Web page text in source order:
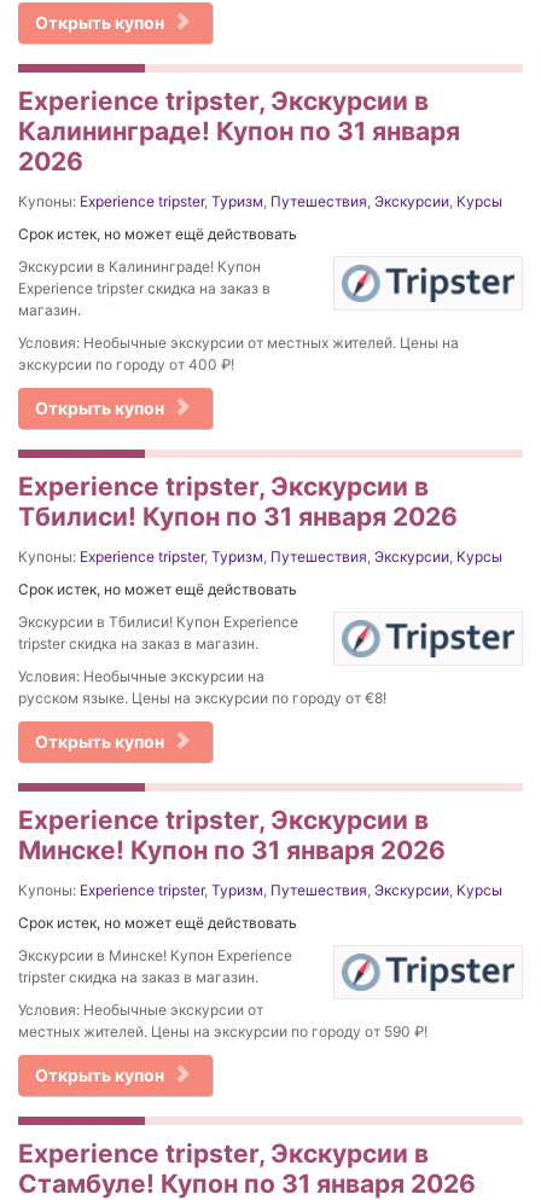
Открыть купон
Experience tripster, Экскурсии в
Калининграде! Купон по 31 января
2026
Купоны: Experience tripster, Туризм, Путешествия, Экскурсии, Курсы
Срок истек, но может ещё действовать
Экскурсии в Калининграде! Купон
Experience tripster скидка на заказ в
магазин.
Условия: Необычные экскурсии от местных жителей. Цены на
экскурсии по городу от 400 ₽!
Открыть купон
Experience tripster, Экскурсии в
Тбилиси! Купон по 31 января 2026
Купоны: Experience tripster, Туризм, Путешествия, Экскурсии, Курсы
Срок истек, но может ещё действовать
Экскурсии в Тбилиси! Купон Experience
tripster скидка на заказ в магазин.
Условия: Необычные экскурсии на
русском языке. Цены на экскурсии по городу от €8!
Открыть купон
Experience tripster, Экскурсии в
Минске! Купон по 31 января 2026
Купоны: Experience tripster, Туризм, Путешествия, Экскурсии, Курсы
Срок истек, но может ещё действовать
Экскурсии в Минске! Купон Experience
tripster скидка на заказ в магазин.
Условия: Необычные экскурсии от
местных жителей. Цены на экскурсии по городу от 590 ₽!
Открыть купон
Experience tripster, Экскурсии в
Стамбуле! Купон по 31 января 2026